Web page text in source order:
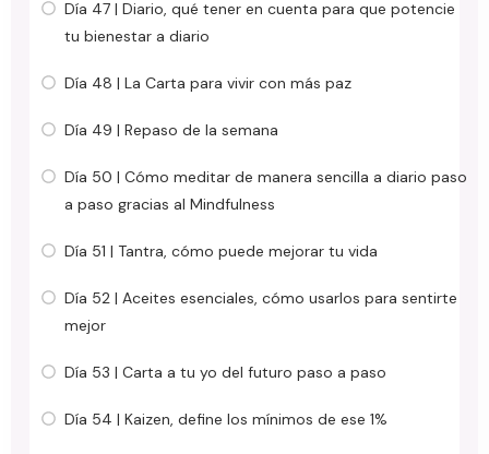
Día 47 | Diario, qué tener en cuenta para que potencie
tu bienestar a diario
Día 48 | La Carta para vivir con más paz
Día 49 | Repaso de la semana
Día 50 | Cómo meditar de manera sencilla a diario paso
a paso gracias al Mindfulness
Día 51 | Tantra, cómo puede mejorar tu vida
Día 52 | Aceites esenciales, cómo usarlos para sentirte
mejor
Día 53 | Carta a tu yo del futuro paso a paso
Día 54 | Kaizen, define los mínimos de ese 1%